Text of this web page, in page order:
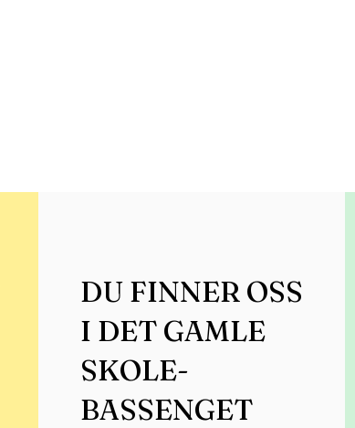
DU FINNER OSS
I DET GAMLE
SKOLE-
BASSENGET